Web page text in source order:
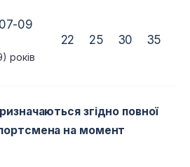
09
років
22 25 30 35
згідно повної
на момент